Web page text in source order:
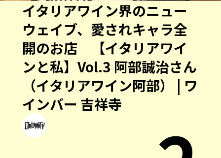
イタリアワイン界のニュー
ウェイブ、愛されキャラ全
開のお店 【イタリアワイ
ンと私】Vol.3 阿部誠治さん
（イタリアワイン阿部） | ワ
インバー 吉祥寺